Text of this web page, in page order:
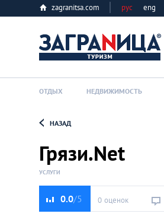
zagranitsa.com рус eng
Loading...
ОТДЫХ НЕДВИЖИМОСТЬ
НАЗАД
Грязи.Net
УСЛУГИ
0.0 0 оценок